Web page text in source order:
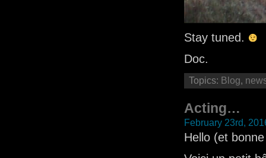
Stay tuned.
Doc.
Topics: Blog,
Acting…
February 23rd,
Hello (et